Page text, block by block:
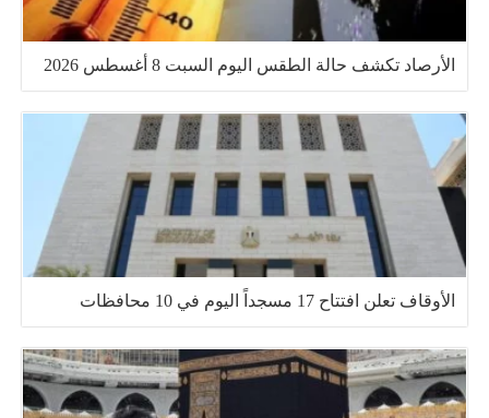
الأرصاد تكشف حالة الطقس اليوم السبت 8 أغسطس 2026
الأوقاف تعلن افتتاح 17 مسجداً اليوم في 10 محافظات